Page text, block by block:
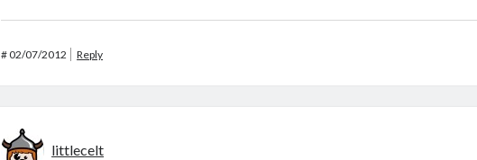
#02/07/2012 Reply
littlecelt